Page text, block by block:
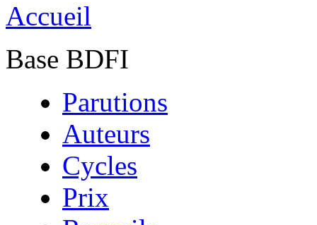
Accueil
Base BDFI
Parutions
Auteurs
Cycles
Prix